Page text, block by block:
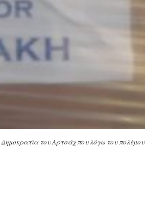
του Αρτσάχ που λόγω του πολέμου